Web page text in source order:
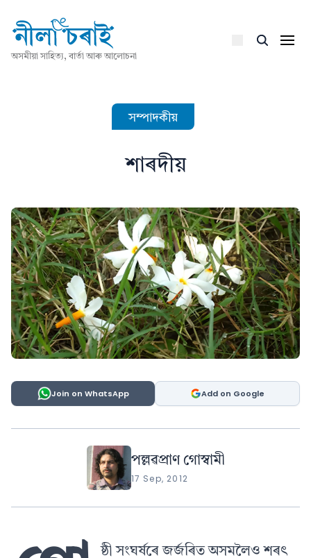
অসমীয়া সাহিত্য, বাৰ্তা আৰু আলোচনা
সম্পাদকীয়
শাৰদীয়
Join on WhatsApp Add on Google
পল্লৱপ্ৰাণ গোস্বামী
17 Sep, 2012
ষ্ঠী সংঘৰ্ষৰে জৰ্জৰিত অসমলৈও শৰৎ